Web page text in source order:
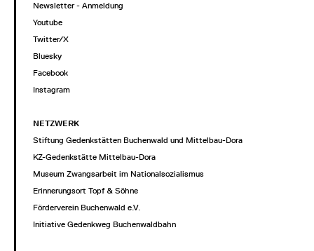
Newsletter - Anmeldung
Youtube
Twitter/X
Bluesky
Facebook
Instagram
NETZWERK
Stiftung Gedenkstätten Buchenwald und Mittelbau-Dora
KZ-Gedenkstätte Mittelbau-Dora
Museum Zwangsarbeit im Nationalsozialismus
Erinnerungsort Topf & Söhne
Förderverein Buchenwald e.V.
Initiative Gedenkweg Buchenwaldbahn